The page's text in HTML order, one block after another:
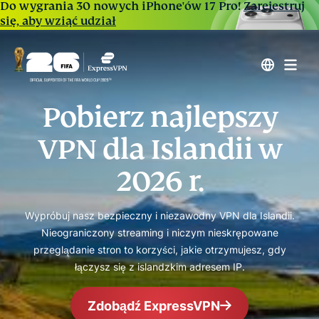
Do wygrania 30 nowych iPhone'ów 17 Pro!Zarejestruj
się, aby wziąć udział
Pobierz najlepszy
VPN dla Islandii w
2026 r.
Wypróbuj nasz bezpieczny i niezawodny VPN dla Islandii.
Nieograniczony streaming i niczym nieskrępowane
przeglądanie stron to korzyści, jakie otrzymujesz, gdy
łączysz się z islandzkim adresem IP.
Zdobądź ExpressVPN